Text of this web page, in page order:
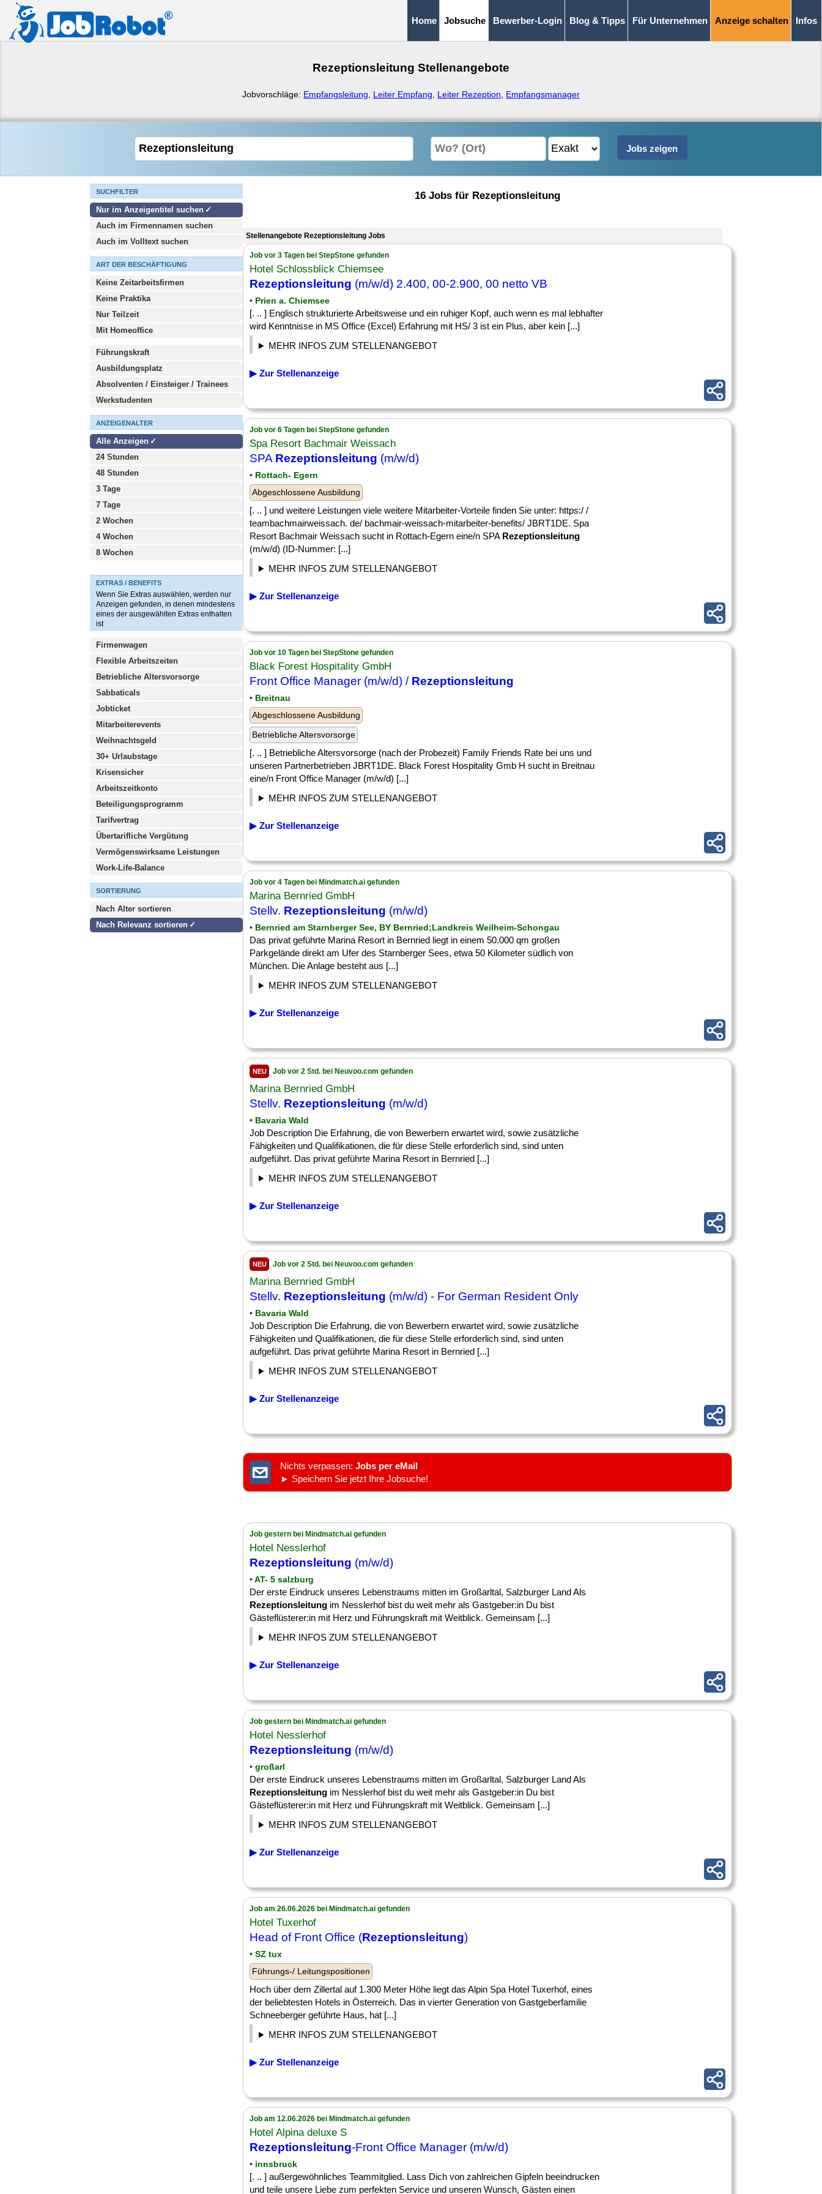
Home Jobsuche Bewerber-Login Blog & Tipps Für Unternehmen Anzeige schalten Infos
Rezeptionsleitung Stellenangebote
Jobvorschläge: Empfangsleitung Leiter Empfang Leiter Rezeption Empfangsmanager
SUCHFILTER
Nur im Anzeigentitel suchen
Auch im Firmennamen suchen
Auch im Volltext suchen
ART DER BESCHÄFTIGUNG
Keine Zeitarbeitsfirmen
Keine Praktika
Nur Teilzeit
Mit Homeoffice
Führungskraft
Ausbildungsplatz
Absolventen / Einsteiger / Trainees
Werkstudenten
ANZEIGENALTER
Alle Anzeigen
24 Stunden
48 Stunden
3 Tage
7 Tage
2 Wochen
4 Wochen
8 Wochen
EXTRAS / BENEFITS
Wenn Sie Extras auswählen, werden nur
Anzeigen gefunden, in denen mindestens
eines der ausgewählten Extras enthalten
ist
Firmenwagen
Flexible Arbeitszeiten
Betriebliche Altersvorsorge
Sabbaticals
Jobticket
Mitarbeiterevents
Weihnachtsgeld
30+ Urlaubstage
Krisensicher
Arbeitszeitkonto
Beteiligungsprogramm
Tarifvertrag
Übertarifliche Vergütung
Vermögenswirksame Leistungen
Work-Life-Balance
SORTIERUNG
Nach Alter sortieren
Nach Relevanz sortieren
16 Jobs für Rezeptionsleitung
Stellenangebote Rezeptionsleitung Jobs
Job vor 3 Tagen bei StepStone gefunden
Hotel Schlossblick Chiemsee
Rezeptionsleitung (m/w/d) 2.400, 00-2.900, 00 netto VB
• Prien a. Chiemsee
[. .. ] Englisch strukturierte Arbeitsweise und ein ruhiger Kopf, auch wenn es mal lebhafter
wird Kenntnisse in MS Office (Excel) Erfahrung mit HS/ 3 ist ein Plus, aber kein [...]
MEHR INFOS ZUM STELLENANGEBOT
▶ Zur Stellenanzeige
Job vor 6 Tagen bei StepStone gefunden
Spa Resort Bachmair Weissach
SPA Rezeptionsleitung (m/w/d)
• Rottach- Egern
Abgeschlossene Ausbildung
[. .. ] und weitere Leistungen viele weitere Mitarbeiter-Vorteile finden Sie unter: https:/ /
teambachmairweissach. de/ bachmair-weissach-mitarbeiter-benefits/ JBRT1DE. Spa
Resort Bachmair Weissach sucht in Rottach-Egern eine/n SPA Rezeptionsleitung
(m/w/d) (ID-Nummer: [...]
MEHR INFOS ZUM STELLENANGEBOT
▶ Zur Stellenanzeige
Job vor 10 Tagen bei StepStone gefunden
Black Forest Hospitality GmbH
Front Office Manager (m/w/d) / Rezeptionsleitung
• Breitnau
Abgeschlossene Ausbildung
Betriebliche Altersvorsorge
[. .. ] Betriebliche Altersvorsorge (nach der Probezeit) Family Friends Rate bei uns und
unseren Partnerbetrieben JBRT1DE. Black Forest Hospitality Gmb H sucht in Breitnau
eine/n Front Office Manager (m/w/d) [...]
MEHR INFOS ZUM STELLENANGEBOT
▶ Zur Stellenanzeige
Job vor 4 Tagen bei Mindmatch.ai gefunden
Marina Bernried GmbH
Stellv. Rezeptionsleitung (m/w/d)
• Bernried am Starnberger See, BY Bernried;Landkreis Weilheim-Schongau
Das privat geführte Marina Resort in Bernried liegt in einem 50.000 qm großen
Parkgelände direkt am Ufer des Starnberger Sees, etwa 50 Kilometer südlich von
München. Die Anlage besteht aus [...]
MEHR INFOS ZUM STELLENANGEBOT
▶ Zur Stellenanzeige
NEU Job vor 2 Std. bei Neuvoo.com gefunden
Marina Bernried GmbH
Stellv. Rezeptionsleitung (m/w/d)
• Bavaria Wald
Job Description Die Erfahrung, die von Bewerbern erwartet wird, sowie zusätzliche
Fähigkeiten und Qualifikationen, die für diese Stelle erforderlich sind, sind unten
aufgeführt. Das privat geführte Marina Resort in Bernried [...]
MEHR INFOS ZUM STELLENANGEBOT
▶ Zur Stellenanzeige
NEU Job vor 2 Std. bei Neuvoo.com gefunden
Marina Bernried GmbH
Stellv. Rezeptionsleitung (m/w/d) - For German Resident Only
• Bavaria Wald
Job Description Die Erfahrung, die von Bewerbern erwartet wird, sowie zusätzliche
Fähigkeiten und Qualifikationen, die für diese Stelle erforderlich sind, sind unten
aufgeführt. Das privat geführte Marina Resort in Bernried [...]
MEHR INFOS ZUM STELLENANGEBOT
▶ Zur Stellenanzeige
Nichts verpassen: Jobs per eMail
► Speichern Sie jetzt Ihre Jobsuche!
Job gestern bei Mindmatch.ai gefunden
Hotel Nesslerhof
Rezeptionsleitung (m/w/d)
• AT- 5 salzburg
Der erste Eindruck unseres Lebenstraums mitten im Großarltal, Salzburger Land Als
Rezeptionsleitung im Nesslerhof bist du weit mehr als Gastgeber:in Du bist
Gästeflüsterer:in mit Herz und Führungskraft mit Weitblick. Gemeinsam [...]
MEHR INFOS ZUM STELLENANGEBOT
▶ Zur Stellenanzeige
Job gestern bei Mindmatch.ai gefunden
Hotel Nesslerhof
Rezeptionsleitung (m/w/d)
• großarl
Der erste Eindruck unseres Lebenstraums mitten im Großarltal, Salzburger Land Als
Rezeptionsleitung im Nesslerhof bist du weit mehr als Gastgeber:in Du bist
Gästeflüsterer:in mit Herz und Führungskraft mit Weitblick. Gemeinsam [...]
MEHR INFOS ZUM STELLENANGEBOT
▶ Zur Stellenanzeige
Job am 26.06.2026 bei Mindmatch.ai gefunden
Hotel Tuxerhof
Head of Front Office (Rezeptionsleitung)
• SZ tux
Führungs-/ Leitungspositionen
Hoch über dem Zillertal auf 1.300 Meter Höhe liegt das Alpin Spa Hotel Tuxerhof, eines
der beliebtesten Hotels in Österreich. Das in vierter Generation von Gastgeberfamilie
Schneeberger geführte Haus, hat [...]
MEHR INFOS ZUM STELLENANGEBOT
▶ Zur Stellenanzeige
Job am 12.06.2026 bei Mindmatch.ai gefunden
Hotel Alpina deluxe S
Rezeptionsleitung-Front Office Manager (m/w/d)
• innsbruck
[. .. ] außergewöhnliches Teammitglied. Lass Dich von zahlreichen Gipfeln beeindrucken
und teile unsere Liebe zum perfekten Service und unseren Wunsch, Gästen einen